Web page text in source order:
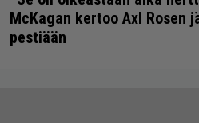
McKagan kertoo Axl Rosen
pestiään